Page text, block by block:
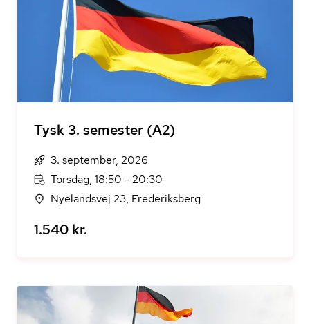
Tysk 3. semester (A2)
3. september, 2026
Torsdag, 18:50 - 20:30
Nyelandsvej 23, Frederiksberg
1.540 kr.